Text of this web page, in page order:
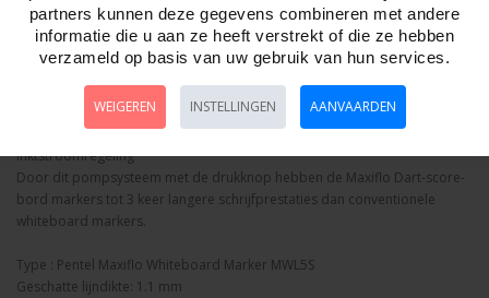
Omschrijving Foto hoge resolutie Details
Whiteboard stift Maxiflo zwart voor dart scorebord.
De Pentel Maxiflo Whiteboard Marker MWL5S is een whiteboard marker
met vloeibare inkt en een innovatief pompsysteem voor
inktstroomregeling
Door dit pompsysteem met de drukknop hebben de Maxiflo Dart-score-
bord markers tot 3 keer langere schrijfprestaties dan conventionele
whiteboard markers.
Type : Pentel Maxiflo Whiteboard Marker MWL5S
Geschatte lijndikte: 1.1 mm
partners kunnen deze gegevens combineren met andere
informatie die u aan ze heeft verstrekt of die ze hebben
verzameld op basis van uw gebruik van hun services.
WEIGEREN INSTELLINGEN AANVAARDEN